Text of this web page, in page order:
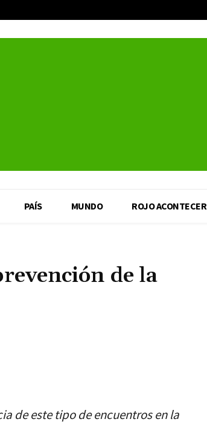
PAÍS MUNDO ROJO ACONTECER
de la
de este tipo de encuentros en la